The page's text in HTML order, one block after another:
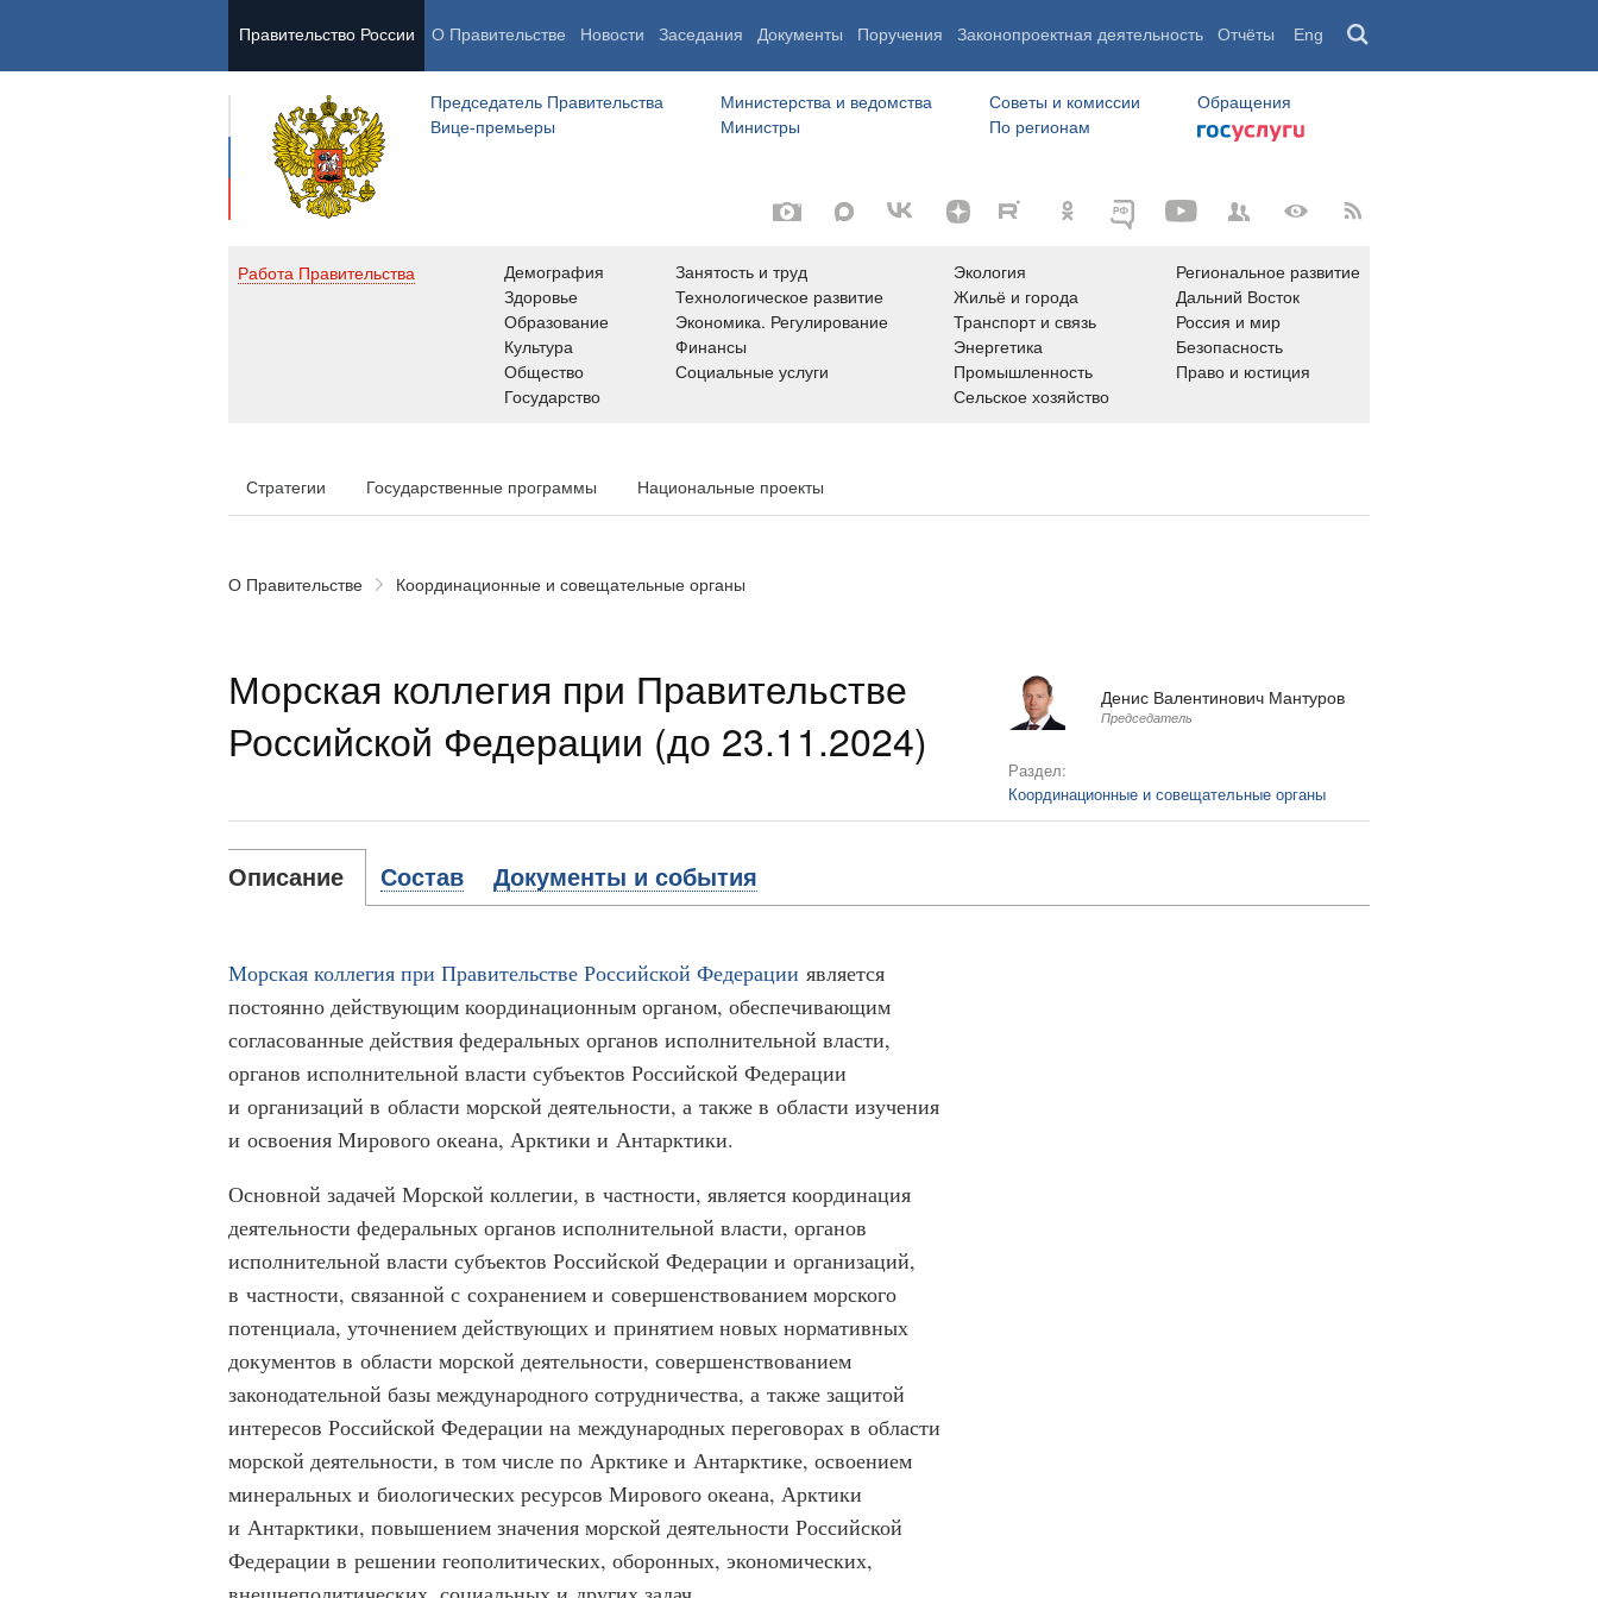
Правительство России О Правительстве Новости Заседания Документы Поручения Законопроектная деятельность Отчёты Eng
Председатель Правительства
Вице-премьеры
Министерства и ведомства
Министры
Советы и комиссии
По регионам
Обращения
Работа Правительства
Демография
Здоровье
Образование
Культура
Общество
Государство
Занятость и труд
Технологическое развитие
Экономика. Регулирование
Финансы
Социальные услуги
Экология
Жильё и города
Транспорт и связь
Энергетика
Промышленность
Сельское хозяйство
Региональное развитие
Дальний Восток
Россия и мир
Безопасность
Право и юстиция
Стратегии Государственные программы Национальные проекты
О Правительстве Координационные и совещательные органы
Морская коллегия при Правительстве
Российской Федерации (до 23.11.2024)
Денис Валентинович Мантуров
Председатель
Раздел:
Координационные и совещательные органы
Описание Состав Документы и события
Морская коллегия при Правительстве Российской Федерации является
постоянно действующим координационным органом, обеспечивающим
согласованные действия федеральных органов исполнительной власти,
органов исполнительной власти субъектов Российской Федерации
и организаций в области морской деятельности, а также в области изучения
и освоения Мирового океана, Арктики и Антарктики.
Основной задачей Морской коллегии, в частности, является координация
деятельности федеральных органов исполнительной власти, органов
исполнительной власти субъектов Российской Федерации и организаций,
в частности, связанной с сохранением и совершенствованием морского
потенциала, уточнением действующих и принятием новых нормативных
документов в области морской деятельности, совершенствованием
законодательной базы международного сотрудничества, а также защитой
интересов Российской Федерации на международных переговорах в области
морской деятельности, в том числе по Арктике и Антарктике, освоением
минеральных и биологических ресурсов Мирового океана, Арктики
и Антарктики, повышением значения морской деятельности Российской
Федерации в решении геополитических, оборонных, экономических,